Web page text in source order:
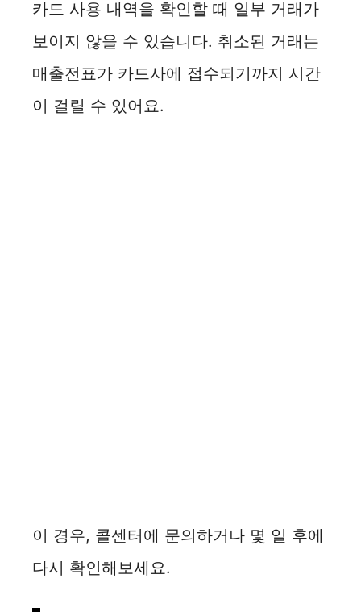
카드 사용 내역을 확인할 때 일부 거래가
보이지 않을 수 있습니다. 취소된 거래는
매출전표가 카드사에 접수되기까지 시간
이 걸릴 수 있어요.
이 경우, 콜센터에 문의하거나 몇 일 후에
다시 확인해보세요.